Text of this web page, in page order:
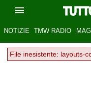
NOTIZIE TMW RADIO
File inesistente: layouts-